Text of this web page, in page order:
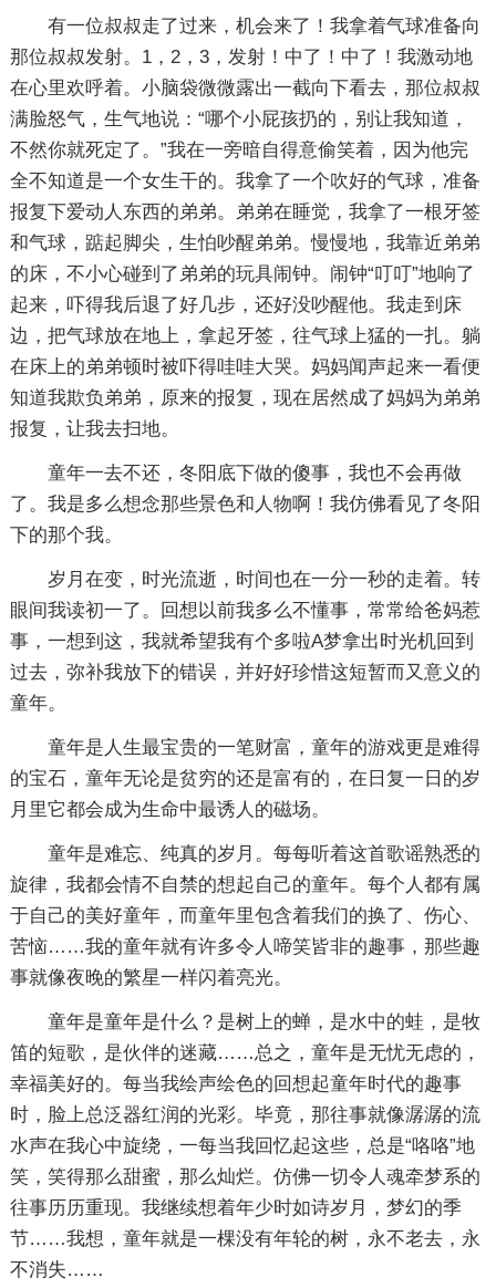
有一位叔叔走了过来，机会来了！我拿着气球准备向
那位叔叔发射。1，2，3，发射！中了！中了！我激动地
在心里欢呼着。小脑袋微微露出一截向下看去，那位叔叔
满脸怒气，生气地说：“哪个小屁孩扔的，别让我知道，
不然你就死定了。”我在一旁暗自得意偷笑着，因为他完
全不知道是一个女生干的。我拿了一个吹好的气球，准备
报复下爱动人东西的弟弟。弟弟在睡觉，我拿了一根牙签
和气球，踮起脚尖，生怕吵醒弟弟。慢慢地，我靠近弟弟
的床，不小心碰到了弟弟的玩具闹钟。闹钟“叮叮”地响了
起来，吓得我后退了好几步，还好没吵醒他。我走到床
边，把气球放在地上，拿起牙签，往气球上猛的一扎。躺
在床上的弟弟顿时被吓得哇哇大哭。妈妈闻声起来一看便
知道我欺负弟弟，原来的报复，现在居然成了妈妈为弟弟
报复，让我去扫地。
童年一去不还，冬阳底下做的傻事，我也不会再做
了。我是多么想念那些景色和人物啊！我仿佛看见了冬阳
下的那个我。
岁月在变，时光流逝，时间也在一分一秒的走着。转
眼间我读初一了。回想以前我多么不懂事，常常给爸妈惹
事，一想到这，我就希望我有个多啦A梦拿出时光机回到
过去，弥补我放下的错误，并好好珍惜这短暂而又意义的
童年。
童年是人生最宝贵的一笔财富，童年的游戏更是难得
的宝石，童年无论是贫穷的还是富有的，在日复一日的岁
月里它都会成为生命中最诱人的磁场。
童年是难忘、纯真的岁月。每每听着这首歌谣熟悉的
旋律，我都会情不自禁的想起自己的童年。每个人都有属
于自己的美好童年，而童年里包含着我们的换了、伤心、
苦恼……我的童年就有许多令人啼笑皆非的趣事，那些趣
事就像夜晚的繁星一样闪着亮光。
童年是童年是什么？是树上的蝉，是水中的蛙，是牧
笛的短歌，是伙伴的迷藏……总之，童年是无忧无虑的，
幸福美好的。每当我绘声绘色的回想起童年时代的趣事
时，脸上总泛器红润的光彩。毕竟，那往事就像潺潺的流
水声在我心中旋绕，一每当我回忆起这些，总是“咯咯”地
笑，笑得那么甜蜜，那么灿烂。仿佛一切令人魂牵梦系的
往事历历重现。我继续想着年少时如诗岁月，梦幻的季
节……我想，童年就是一棵没有年轮的树，永不老去，永
不消失……